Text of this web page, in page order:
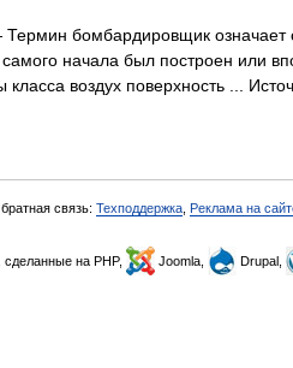
бомбардировщик означает
самого начала был построен или
класса воздух поверхность ...
связь: Техподдержка Реклама на
, сделанные на PHP, Joomla, Drupal,